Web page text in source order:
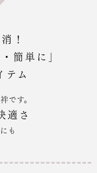
！
簡単に」
テム
です。
適さ
も